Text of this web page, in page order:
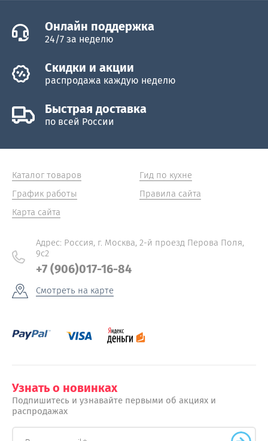
Онлайн поддержка
24/7 за неделю
Скидки и акции
распродажа каждую неделю
Быстрая доставка
по всей России
Каталог товаров
График работы
Карта сайта
Гид по кухне
Правила сайта
Адрес: Россия, г. Москва, 2-й проезд Перова Поля,
9с2
+7 (906)017-16-84
Смотреть на карте
Узнать о новинках
Подпишитесь и узнавайте первыми об акциях и
распродажах